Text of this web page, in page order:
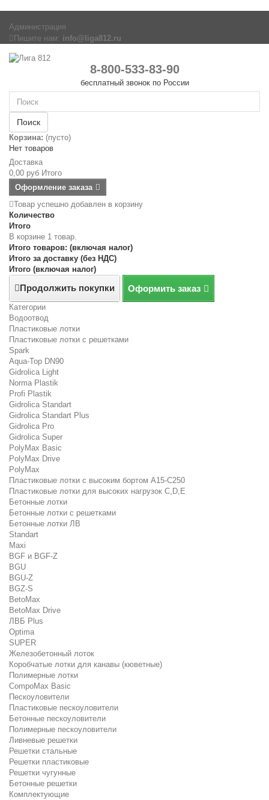
Администрация
Пишите нам: info@liga812.ru
8-800-533-83-90
бесплатный звонок по России
Поиск
Корзина: (пусто)
Нет товаров
Доставка
0,00 руб Итого
Оформление заказа
Товар успешно добавлен в корзину
Количество
Итого
В корзине 1 товар.
Итого товаров: (включая налог)
Итого за доставку (без НДС)
Итого (включая налог)
Продолжить покупки Оформить заказ
Категории
Водоотвод
Пластиковые лотки
Пластиковые лотки с решетками
Spark
Aqua-Top DN90
Gidrolica Light
Norma Plastik
Profi Plastik
Gidrolica Standart
Gidrolica Standart Plus
Gidrolica Pro
Gidrolica Super
PolyMax Basic
PolyMax Drive
PolyMax
Пластиковые лотки с высоким бортом А15-C250
Пластиковые лотки для высоких нагрузок C,D,E
Бетонные лотки
Бетонные лотки с решетками
Бетонные лотки ЛВ
Standart
Maxi
BGF и BGF-Z
BGU
BGU-Z
BGZ-S
BetoMax
BetoMax Drive
ЛВБ Plus
Optima
SUPER
Железобетонный лоток
Коробчатые лотки для канавы (кюветные)
Полимерные лотки
CompoMax Basic
Пескоуловители
Пластиковые пескоуловители
Бетонные пескоуловители
Полимерные пескоуловители
Ливневые решетки
Решетки стальные
Решетки пластиковые
Решетки чугунные
Бетонные решетки
Комплектующие